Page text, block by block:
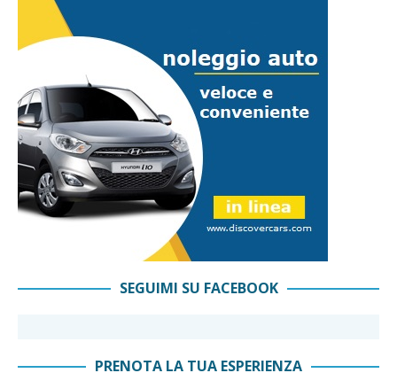
SEGUIMI SU FACEBOOK
PRENOTA LA TUA ESPERIENZA